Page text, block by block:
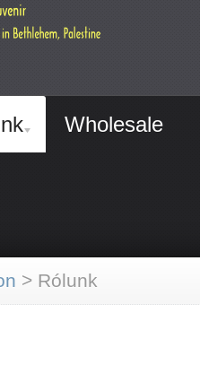
Wholesale
> Rólunk